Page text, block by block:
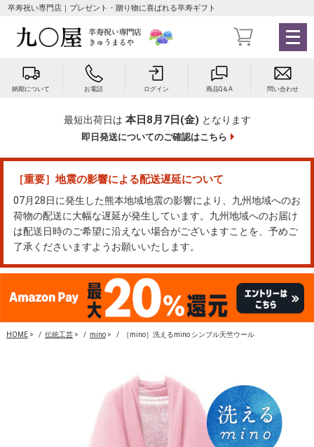
メ
ニ
ー
を
卒寿祝い専門店｜プレゼント・贈り物に喜ばれる卒寿ギフト
納期について お電話 ログイン 商品Q＆A 問い合わせ
最短出荷日は 本日8月7日(金) となります
即日発送についてのご確認はこちら
［重要］地震の影響による配送遅延について
07月28日に発生した熊本地域地震の影響により、九州地域へのお
荷物の配送に大幅な遅延が発生しています。九州地域へのお届け
は配送日時のご希望に沿えない場合がございますことを、予めご
了承くださいますようお願いいたします。
HOME> 伝統工芸> mino> ［mino］洗えるmino シンプル天竺ウール